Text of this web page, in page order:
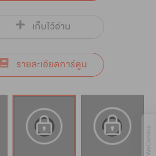
เก็บไว้อ่าน
รายละเอียดการ์ตูน